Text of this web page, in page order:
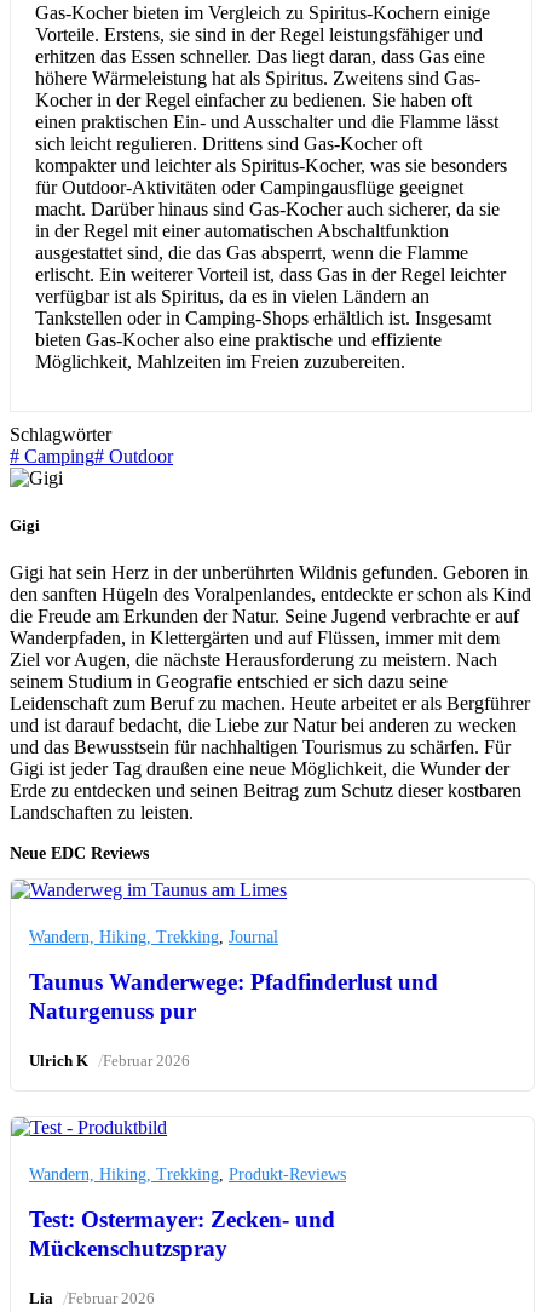
Gas-Kocher bieten im Vergleich zu Spiritus-Kochern einige
Vorteile. Erstens, sie sind in der Regel leistungsfähiger und
erhitzen das Essen schneller. Das liegt daran, dass Gas eine
höhere Wärmeleistung hat als Spiritus. Zweitens sind Gas-
Kocher in der Regel einfacher zu bedienen. Sie haben oft
einen praktischen Ein- und Ausschalter und die Flamme lässt
sich leicht regulieren. Drittens sind Gas-Kocher oft
kompakter und leichter als Spiritus-Kocher, was sie besonders
für Outdoor-Aktivitäten oder Campingausflüge geeignet
macht. Darüber hinaus sind Gas-Kocher auch sicherer, da sie
in der Regel mit einer automatischen Abschaltfunktion
ausgestattet sind, die das Gas absperrt, wenn die Flamme
erlischt. Ein weiterer Vorteil ist, dass Gas in der Regel leichter
verfügbar ist als Spiritus, da es in vielen Ländern an
Tankstellen oder in Camping-Shops erhältlich ist. Insgesamt
bieten Gas-Kocher also eine praktische und effiziente
Möglichkeit, Mahlzeiten im Freien zuzubereiten.
Schlagwörter
# Camping# Outdoor
Gigi
Gigi hat sein Herz in der unberührten Wildnis gefunden. Geboren in
den sanften Hügeln des Voralpenlandes, entdeckte er schon als Kind
die Freude am Erkunden der Natur. Seine Jugend verbrachte er auf
Wanderpfaden, in Klettergärten und auf Flüssen, immer mit dem
Ziel vor Augen, die nächste Herausforderung zu meistern. Nach
seinem Studium in Geografie entschied er sich dazu seine
Leidenschaft zum Beruf zu machen. Heute arbeitet er als Bergführer
und ist darauf bedacht, die Liebe zur Natur bei anderen zu wecken
und das Bewusstsein für nachhaltigen Tourismus zu schärfen. Für
Gigi ist jeder Tag draußen eine neue Möglichkeit, die Wunder der
Erde zu entdecken und seinen Beitrag zum Schutz dieser kostbaren
Landschaften zu leisten.
Neue EDC Reviews
Wandern, Hiking, Trekking Journal
Taunus Wanderwege: Pfadfinderlust und
Naturgenuss pur
Ulrich K /Februar 2026
Wandern, Hiking, Trekking Produkt-Reviews
Test: Ostermayer: Zecken- und
Mückenschutzspray
Lia /Februar 2026